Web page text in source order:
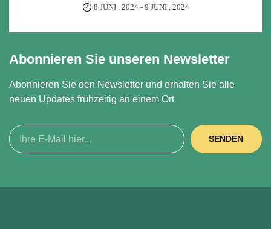
8 JUNI , 2024- 9 JUNI , 2024
Abonnieren Sie unseren Newsletter
Abonnieren Sie den Newsletter und erhalten Sie alle
neuen Updates frühzeitig an einem Ort
SENDEN